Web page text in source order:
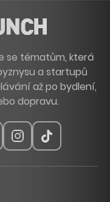
se tématům, která
a startupů
až po bydlení,
dopravu.